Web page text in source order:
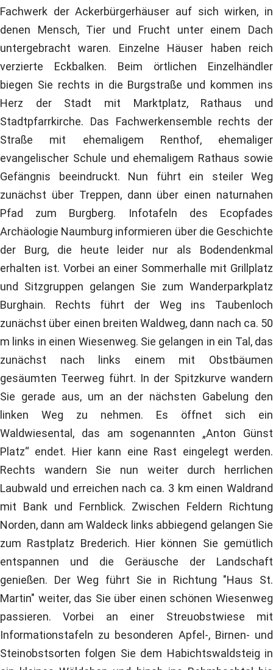
Fachwerk der Ackerbürgerhäuser auf sich wirken, in
denen Mensch, Tier und Frucht unter einem Dach
untergebracht waren. Einzelne Häuser haben reich
verzierte Eckbalken. Beim örtlichen Einzelhändler
biegen Sie rechts in die Burgstraße und kommen ins
Herz der Stadt mit Marktplatz, Rathaus und
Stadtpfarrkirche. Das Fachwerkensemble rechts der
Straße mit ehemaligem Renthof, ehemaliger
evangelischer Schule und ehemaligem Rathaus sowie
Gefängnis beeindruckt. Nun führt ein steiler Weg
zunächst über Treppen, dann über einen naturnahen
Pfad zum Burgberg. Infotafeln des Ecopfades
Archäologie Naumburg informieren über die Geschichte
der Burg, die heute leider nur als Bodendenkmal
erhalten ist. Vorbei an einer Sommerhalle mit Grillplatz
und Sitzgruppen gelangen Sie zum Wanderparkplatz
Burghain. Rechts führt der Weg ins Taubenloch
zunächst über einen breiten Waldweg, dann nach ca. 50
m links in einen Wiesenweg. Sie gelangen in ein Tal, das
zunächst nach links einem mit Obstbäumen
gesäumten Teerweg führt. In der Spitzkurve wandern
Sie gerade aus, um an der nächsten Gabelung den
linken Weg zu nehmen. Es öffnet sich ein
Waldwiesental, das am sogenannten „Anton Günst
Platz“ endet. Hier kann eine Rast eingelegt werden.
Rechts wandern Sie nun weiter durch herrlichen
Laubwald und erreichen nach ca. 3 km einen Waldrand
mit Bank und Fernblick. Zwischen Feldern Richtung
Norden, dann am Waldeck links abbiegend gelangen Sie
zum Rastplatz Brederich. Hier können Sie gemütlich
entspannen und die Geräusche der Landschaft
genießen. Der Weg führt Sie in Richtung "Haus St.
Martin" weiter, das Sie über einen schönen Wiesenweg
passieren. Vorbei an einer Streuobstwiese mit
Informationstafeln zu besonderen Apfel-, Birnen- und
Steinobstsorten folgen Sie dem Habichtswaldsteig in